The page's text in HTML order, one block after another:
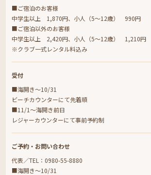
■ご宿泊のお客様
中学生以上 1,870円、小人（5～12歳） 990円
■ご宿泊以外のお客様
中学生以上 2,420円、小人（5～12歳） 1,210円
※クラブ一式レンタル料込み
受付
■海開き～10/31
ビーチカウンターにて先着順
■11/1～海開き前日
レジャーカウンターにて事前予約制
ご予約・お問い合わせ
代表／TEL：0980-55-8880
■海開き～10/31